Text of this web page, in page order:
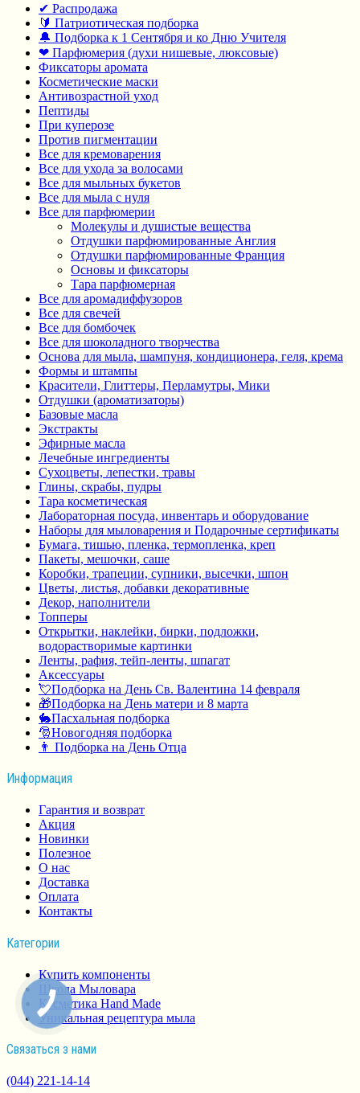
✔ Распродажа
🔰 Патриотическая подборка
🔔 Подборка к 1 Сентября и ко Дню Учителя
❤ Парфюмерия (духи нишевые, люксовые)
Фиксаторы аромата
Косметические маски
Антивозрастной уход
Пептиды
При куперозе
Против пигментации
Все для кремоварения
Все для ухода за волосами
Все для мыльных букетов
Все для мыла с нуля
Все для парфюмерии
Молекулы и душистые вещества
Отдушки парфюмированные Англия
Отдушки парфюмированные Франция
Основы и фиксаторы
Тара парфюмерная
Все для аромадиффузоров
Все для свечей
Все для бомбочек
Все для шоколадного творчества
Основа для мыла, шампуня, кондиционера, геля, крема
Формы и штампы
Красители, Глиттеры, Перламутры, Мики
Отдушки (ароматизаторы)
Базовые масла
Экстракты
Эфирные масла
Лечебные ингредиенты
Сухоцветы, лепестки, травы
Глины, скрабы, пудры
Тара косметическая
Лабораторная посуда, инвентарь и оборудование
Наборы для мыловарения и Подарочные сертификаты
Бумага, тишью, пленка, термопленка, креп
Пакеты, мешочки, саше
Коробки, трапеции, супники, высечки, шпон
Цветы, листья, добавки декоративные
Декор, наполнители
Топперы
Открытки, наклейки, бирки, подложки,
водорастворимые картинки
Ленты, рафия, тейп-ленты, шпагат
Аксессуары
💘Подборка на День Св. Валентина 14 февраля
🎁Подборка на День матери и 8 марта
🐇Пасхальная подборка
🎅Новогодняя подборка
👨 Подборка на День Отца
Информация
Гарантия и возврат
Акция
Новинки
Полезное
О нас
Доставка
Оплата
Контакты
Категории
Купить компоненты
Школа Мыловара
Косметика Hand Made
Уникальная рецептура мыла
Связаться з нами
(044) 221-14-14